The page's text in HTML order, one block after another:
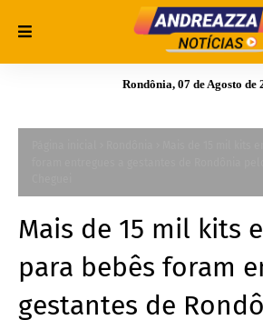
Rondônia, 07 de Agosto de
Mais de 15 mil kits
para bebês foram
gestantes de